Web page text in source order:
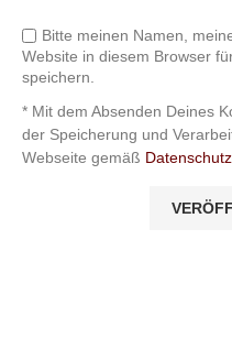
Bitte meinen Namen,
Website in diesem Browser
speichern.
* Mit dem Absenden Deines
der Speicherung und
Webseite gemäß